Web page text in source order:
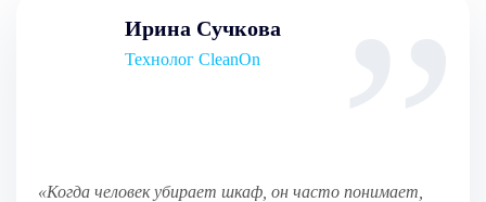
Ирина Сучкова
Технолог CleanOn
«Когда человек убирает шкаф, он часто понимает,